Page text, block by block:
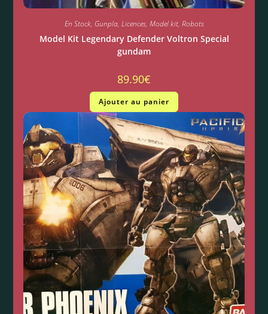
En Stock, Gunpla, Licences, Model kit, Robots
Model Kit Legendary Defender Voltron Special
gundam
89.90€
Ajouter au panier